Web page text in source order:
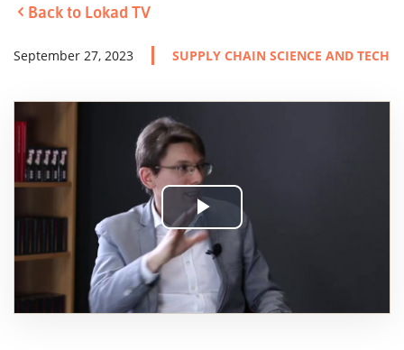
Back to Lokad TV
September 27, 2023 SUPPLY CHAIN SCIENCE AND TECH
Play
Video